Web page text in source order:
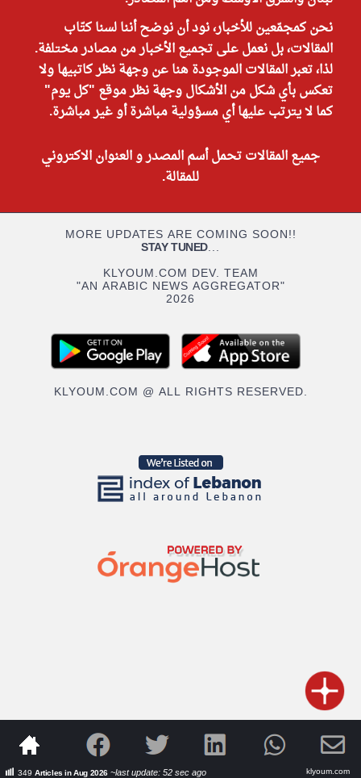
نحن كمجمّعين للأخبار، نود أن نوضح أننا لسنا كتّاب
المقالات، بل نعمل على تجميع الأخبار من مصادر مختلفة.
لذا، تعبر المقالات الموجودة هنا عن وجهة نظر كاتبيها ولا
تعكس بأي شكل من الأشكال وجهة نظر موقع "كل يوم"
كما لا يترتب عليها أي مسؤولية مباشرة أو غير مباشرة.
جميع المقالات تحمل أسم المصدر و العنوان الاكتروني
للمقالة.
MORE UPDATES ARE COMING SOON!!
STAY TUNED...
KLYOUM.COM DEV. TEAM
"AN ARABIC NEWS AGGREGATOR"
2026
KLYOUM.COM @ ALL RIGHTS RESERVED.
349 Articles in Aug 2026~last update: 52 sec ago klyoum.com